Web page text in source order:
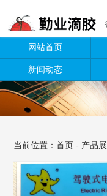
网站首页
新闻动态
当前位置：首页 - 产品